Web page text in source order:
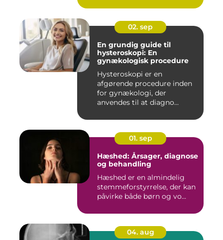
02. sep
En grundig guide til
hysteroskopi: En
gynækologisk procedure
Hysteroskopi er en
afgørende procedure inden
for gynækologi, der
anvendes til at diagno...
01. sep
Hæshed: Årsager, diagnose
og behandling
Hæshed er en almindelig
stemmeforstyrrelse, der kan
påvirke både børn og vo...
04. aug